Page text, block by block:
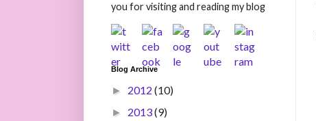
you for visiting and reading my blog
Blog Archive
► 2012 (10)
► 2013(9)